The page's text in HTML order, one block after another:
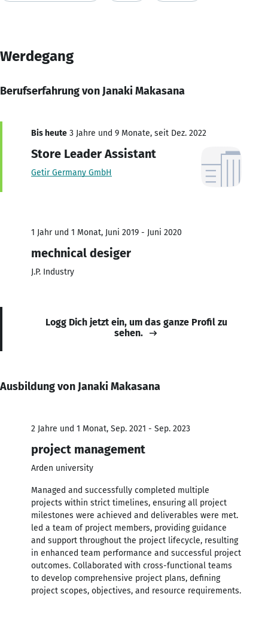
Werdegang
Berufserfahrung von Janaki Makasana
Bis heute 3 Jahre und 9 Monate, seit Dez. 2022
Store Leader Assistant
Getir Germany GmbH
1 Jahr und 1 Monat, Juni 2019 - Juni 2020
mechnical desiger
J.P. Industry
Logg Dich jetzt ein, um das ganze Profil zu
sehen.
Ausbildung von Janaki Makasana
2 Jahre und 1 Monat, Sep. 2021 - Sep. 2023
project management
Arden university
Managed and successfully completed multiple
projects within strict timelines, ensuring all project
milestones were achieved and deliverables were met.
led a team of project members, providing guidance
and support throughout the project lifecycle, resulting
in enhanced team performance and successful project
outcomes. Collaborated with cross-functional teams
to develop comprehensive project plans, defining
project scopes, objectives, and resource requirements.